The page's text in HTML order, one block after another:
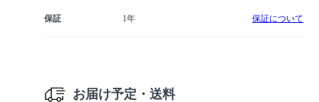
保証 1年 保証について
お届け予定・送料